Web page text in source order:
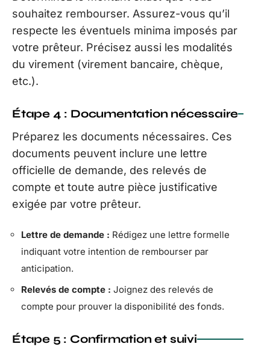
souhaitez rembourser. Assurez-vous qu’il
respecte les éventuels minima imposés par
votre prêteur. Précisez aussi les modalités
du virement (virement bancaire, chèque,
etc.).
Étape 4 : Documentation nécessaire
Préparez les documents nécessaires. Ces
documents peuvent inclure une lettre
officielle de demande, des relevés de
compte et toute autre pièce justificative
exigée par votre prêteur.
Lettre de demande : Rédigez une lettre formelle
indiquant votre intention de rembourser par
anticipation.
Relevés de compte : Joignez des relevés de
compte pour prouver la disponibilité des fonds.
Étape 5 : Confirmation et suivi